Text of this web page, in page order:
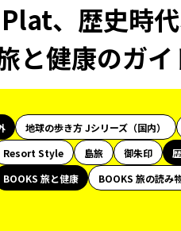
、歴史時
と健康のガ
地球の歩き方 Jシリーズ（国内）
Resort Style 島旅 御朱印
BOOKS 旅と健康 BOOKS 旅の読み